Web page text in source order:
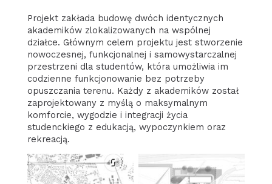
Projekt zakłada budowę dwóch identycznych
akademików zlokalizowanych na wspólnej
działce. Głównym celem projektu jest stworzenie
nowoczesnej, funkcjonalnej i samowystarczalnej
przestrzeni dla studentów, która umożliwia im
codzienne funkcjonowanie bez potrzeby
opuszczania terenu. Każdy z akademików został
zaprojektowany z myślą o maksymalnym
komforcie, wygodzie i integracji życia
studenckiego z edukacją, wypoczynkiem oraz
rekreacją.